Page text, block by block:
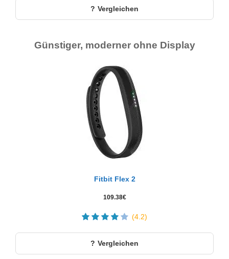
Vergleichen
Günstiger, moderner ohne Display
Fitbit Flex 2
109.38€
(4.2)
Vergleichen